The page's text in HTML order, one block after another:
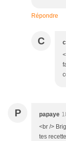
Répondre
C
P papaye
<br />
tes